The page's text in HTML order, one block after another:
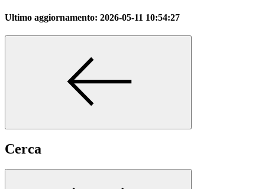
Ultimo aggiornamento: 2026-05-11 10:54:27
Cerca